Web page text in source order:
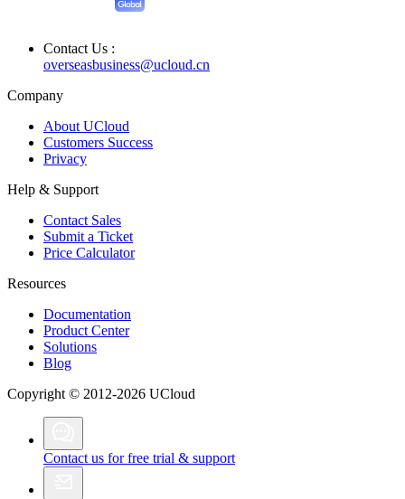
Contact Us :
overseasbusiness@ucloud.cn
Company
About UCloud
Customers Success
Privacy
Help & Support
Contact Sales
Submit a Ticket
Price Calculator
Resources
Documentation
Product Center
Solutions
Blog
Copyright © 2012-2026 UCloud
Contact us for free trial & support